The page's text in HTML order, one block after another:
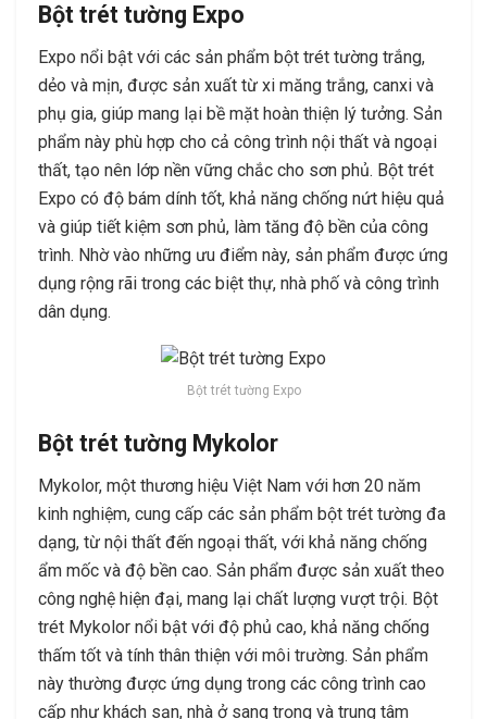
Bột trét tường Expo
Expo nổi bật với các sản phẩm bột trét tường trắng,
dẻo và mịn, được sản xuất từ xi măng trắng, canxi và
phụ gia, giúp mang lại bề mặt hoàn thiện lý tưởng. Sản
phẩm này phù hợp cho cả công trình nội thất và ngoại
thất, tạo nên lớp nền vững chắc cho sơn phủ. Bột trét
Expo có độ bám dính tốt, khả năng chống nứt hiệu quả
và giúp tiết kiệm sơn phủ, làm tăng độ bền của công
trình. Nhờ vào những ưu điểm này, sản phẩm được ứng
dụng rộng rãi trong các biệt thự, nhà phố và công trình
dân dụng.
Bột trét tường Expo
Bột trét tường Mykolor
Mykolor, một thương hiệu Việt Nam với hơn 20 năm
kinh nghiệm, cung cấp các sản phẩm bột trét tường đa
dạng, từ nội thất đến ngoại thất, với khả năng chống
ẩm mốc và độ bền cao. Sản phẩm được sản xuất theo
công nghệ hiện đại, mang lại chất lượng vượt trội. Bột
trét Mykolor nổi bật với độ phủ cao, khả năng chống
thấm tốt và tính thân thiện với môi trường. Sản phẩm
này thường được ứng dụng trong các công trình cao
cấp như khách sạn, nhà ở sang trọng và trung tâm